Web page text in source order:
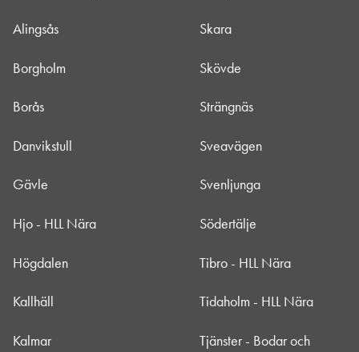
Alingsås
Borgholm
Borås
Danvikstull
Gävle
Hjo - HLL Nära
Högdalen
Kallhäll
Kalmar
Skara
Skövde
Strängnäs
Sveavägen
Svenljunga
Södertälje
Tibro - HLL Nära
Tidaholm - HLL Nära
Tjänster - Bodar och